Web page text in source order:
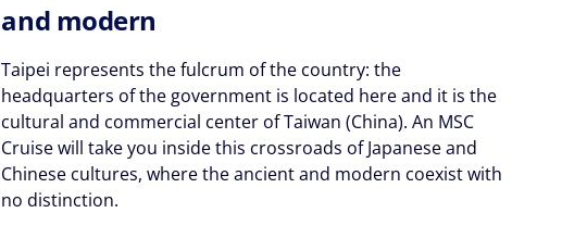
and modern
Taipei represents the fulcrum of the country: the
headquarters of the government is located here and it is the
cultural and commercial center of Taiwan (China). An MSC
Cruise will take you inside this crossroads of Japanese and
Chinese cultures, where the ancient and modern coexist with
no distinction.